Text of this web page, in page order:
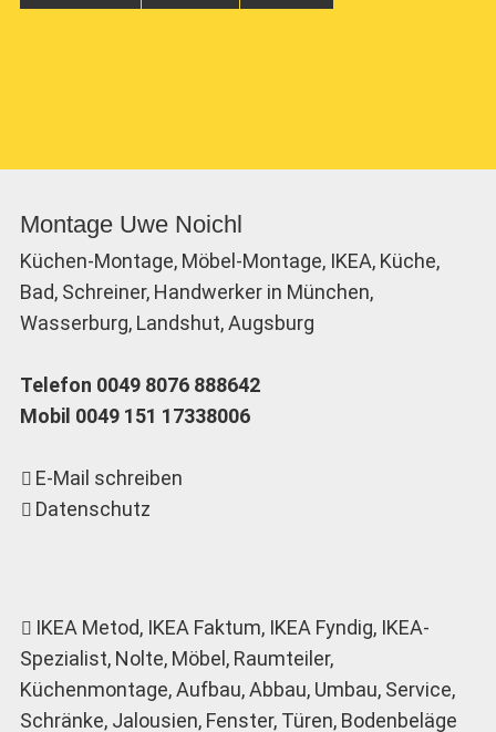
Montage Uwe Noichl
Küchen-Montage, Möbel-Montage, IKEA, Küche,
Bad, Schreiner, Handwerker in München,
Wasserburg, Landshut, Augsburg
Telefon 0049 8076 888642
Mobil 0049 151 17338006
E-Mail schreiben
Datenschutz
IKEA Metod, IKEA Faktum, IKEA Fyndig, IKEA-
Spezialist, Nolte, Möbel, Raumteiler,
Küchenmontage, Aufbau, Abbau, Umbau, Service,
Schränke, Jalousien, Fenster, Türen, Bodenbeläge